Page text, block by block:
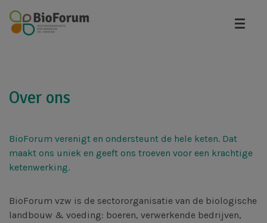
Over ons
BioForum verenigt en ondersteunt de hele keten. Dat
maakt ons uniek en geeft ons troeven voor een krachtige
ketenwerking.
BioForum vzw is de sectororganisatie van de biologische
landbouw & voeding: boeren, verwerkende bedrijven,